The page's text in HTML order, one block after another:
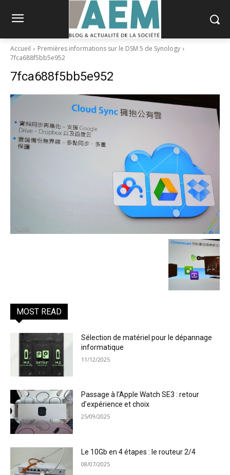
Accueil
Premières informations sur le DSM 5 de Synology
7fca688f5bb5e952
7fca688f5bb5e952
MOST READ
Sélection de matériel pour le dépannage
informatique
11/12/2025
Passage à l’Apple Watch SE3 : retour
d’expérience et choix
25/09/2025
Le 10Gb en 4 étapes : le routeur 2/4
08/07/2025